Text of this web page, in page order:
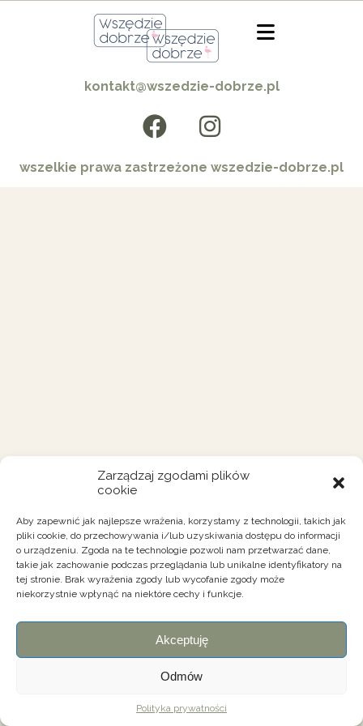
Zarządzaj zgodami plików
cookie
Aby zapewnić jak najlepsze wrażenia, korzystamy z technologii, takich jak
pliki cookie, do przechowywania i/lub uzyskiwania dostępu do informacji
o urządzeniu. Zgoda na te technologie pozwoli nam przetwarzać dane,
takie jak zachowanie podczas przeglądania lub unikalne identyfikatory na
tej stronie. Brak wyrażenia zgody lub wycofanie zgody może
niekorzystnie wpłynąć na niektóre cechy i funkcje.
Akceptuję
Odmów
Polityka prywatności
kontakt@wszedzie-dobrze.pl
wszelkie prawa zastrzeżone wszedzie-dobrze.pl